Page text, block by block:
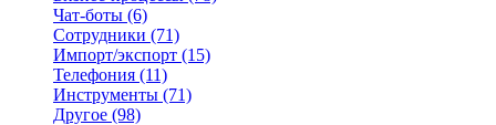
Чат-боты (6)
Сотрудники (71)
Импорт/экспорт (15)
Телефония (11)
Инструменты (71)
Другое (98)